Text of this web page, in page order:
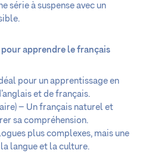
série à suspense avec un
pour apprendre le français
pour un apprentissage en
et de français.
– Un français naturel et
sa compréhension.
plus complexes, mais une
langue et la culture.